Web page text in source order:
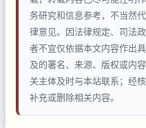
务研究和信息参考，不当然
律意见。因法律规定、司法
者不宜仅依据本文内容作出
及的署名、来源、版权或内
关主体及时与本站联系；经
补充或删除相关内容。